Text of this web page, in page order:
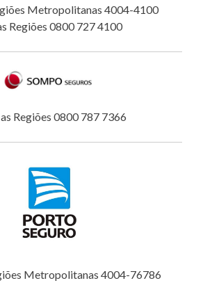
Metropolitanas 4004-4100
Regiões 0800 727 4100
Regiões 0800 787 7366
Metropolitanas 4004-76786